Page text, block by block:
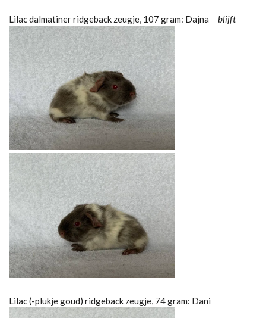
Lilac dalmatiner ridgeback zeugje, 107 gram: Dajna blijft
Lilac (-plukje goud) ridgeback zeugje, 74 gram: Dani